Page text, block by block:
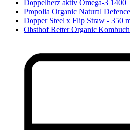
Doppelherz aktiv Omega-3 1400
Propolia Organic Natural
Dopper Steel x Flip Straw - 350
Obsthof Retter Organic